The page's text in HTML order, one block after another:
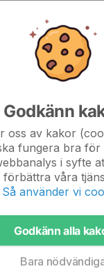
Ledare
Godkänn
oss av kakor
fungera bra för
i syfte
förbättra våra
Så använder vi
Godkänn alla
Bara